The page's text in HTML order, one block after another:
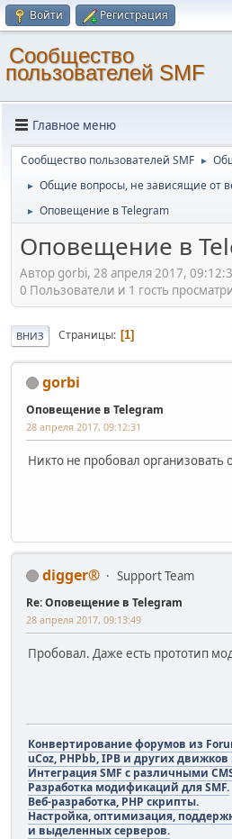
Войти Регистрация
Cообщество
пользователей SMF
Главное меню
Cообщество пользователей SMF ►
► Общие вопросы, не зависящие от
► Оповещение в Telegram
Оповещение в
Автор gorbi, 28 апреля 2017,
0 Пользователи и 1 гость
ВНИЗ Страницы 1
gorbi
Оповещение в Telegram
28 апреля 2017, 09:12:31
Никто не пробовал
digger® Support Team
Re: Оповещение в Telegram
28 апреля 2017, 09:13:49
Пробовал. Даже есть прототип
Конвертирование форумов из
uCoz, PHPbb, IPB и других движков
Интеграция SMF с различными
Разработка модификаций для SMF.
Веб-разработка, PHP скрипты.
Настройка, оптимизация,
и выделенных серверов.